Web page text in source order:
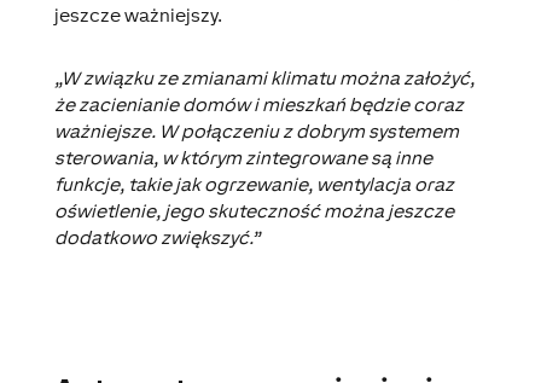
jeszcze ważniejszy.
„W związku ze zmianami klimatu można założyć,
że zacienianie domów i mieszkań będzie coraz
ważniejsze. W połączeniu z dobrym systemem
sterowania, w którym zintegrowane są inne
funkcje, takie jak ogrzewanie, wentylacja oraz
oświetlenie, jego skuteczność można jeszcze
dodatkowo zwiększyć.”